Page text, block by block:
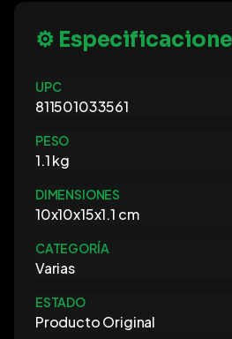
⚙️
UPC
811501033561
PESO
1.1 kg
DIMENSIONES
10x10x15x1.1 cm
CATEGORÍA
Varias
ESTADO
Producto Original